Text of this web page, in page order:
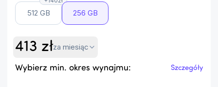
512 GB 256 GB
413 złza miesiąc
Wybierz min. okres wynajmu: Szczegóły